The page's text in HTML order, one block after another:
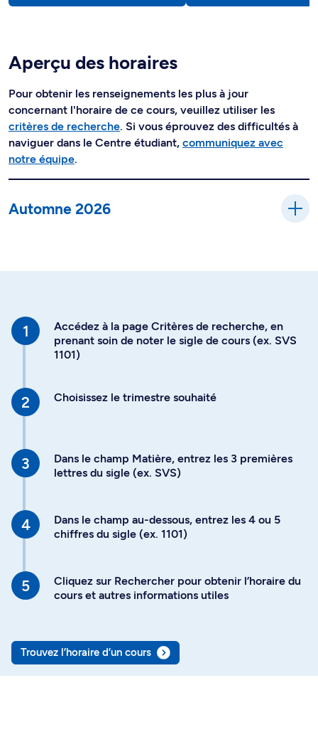
Aperçu des horaires
Pour obtenir les renseignements les plus à jour
concernant l'horaire de ce cours, veuillez utiliser les
critères de recherche. Si vous éprouvez des difficultés à
naviguer dans le Centre étudiant, communiquez avec
notre équipe.
Automne 2026
Accédez à la page Critères de recherche, en
prenant soin de noter le sigle de cours (ex. SVS
1101)
Choisissez le trimestre souhaité
Dans le champ Matière, entrez les 3 premières
lettres du sigle (ex. SVS)
Dans le champ au-dessous, entrez les 4 ou 5
chiffres du sigle (ex. 1101)
Cliquez sur Rechercher pour obtenir l’horaire du
cours et autres informations utiles
Trouvez l’horaire d’un cours